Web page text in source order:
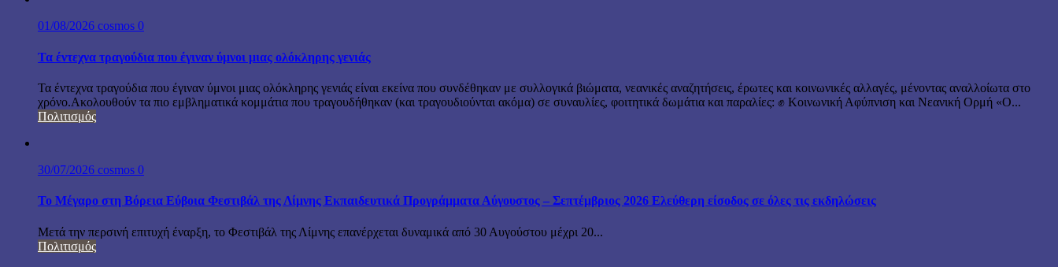
01/08/2026 cosmos 0
Τα έντεχνα τραγούδια που έγιναν ύμνοι μιας ολόκληρης γενιάς
Τα έντεχνα τραγούδια που έγιναν ύμνοι μιας ολόκληρης γενιάς είναι εκείνα που συνδέθηκαν με συλλογικά βιώματα, νεανικές αναζητήσεις, έρωτες και κοινωνικές αλλαγές, μένοντας αναλλοίωτα στο
χρόνο.Ακολουθούν τα πιο εμβληματικά κομμάτια που τραγουδήθηκαν (και τραγουδιούνται ακόμα) σε συναυλίες, φοιτητικά δωμάτια και παραλίες: ✊ Κοινωνική Αφύπνιση και Νεανική Ορμή «Ο...
Πολιτισμός
30/07/2026 cosmos 0
Το Μέγαρο στη Βόρεια Εύβοια Φεστιβάλ της Λίμνης Εκπαιδευτικά Προγράμματα Αύγουστος – Σεπτέμβριος 2026 Ελεύθερη είσοδος σε όλες τις εκδηλώσεις
Μετά την περσινή επιτυχή έναρξη, το Φεστιβάλ της Λίμνης επανέρχεται δυναμικά από 30 Αυγούστου μέχρι 20...
Πολιτισμός